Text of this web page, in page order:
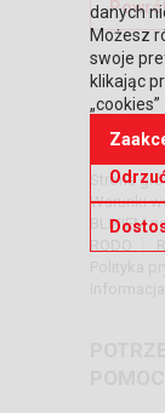
Strona
Warunki
BLIKIEM
danych
Możesz
swoje
klikając